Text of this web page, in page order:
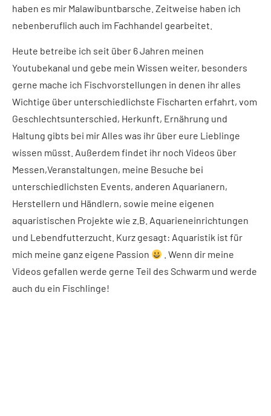
haben es mir Malawibuntbarsche. Zeitweise haben ich
nebenberuflich auch im Fachhandel gearbeitet.
Heute betreibe ich seit über 6 Jahren meinen
Youtubekanal und gebe mein Wissen weiter, besonders
gerne mache ich Fischvorstellungen in denen ihr alles
Wichtige über unterschiedlichste Fischarten erfahrt, vom
Geschlechtsunterschied, Herkunft, Ernährung und
Haltung gibts bei mir Alles was ihr über eure Lieblinge
wissen müsst. Außerdem findet ihr noch Videos über
Messen,Veranstaltungen, meine Besuche bei
unterschiedlichsten Events, anderen Aquarianern,
Herstellern und Händlern, sowie meine eigenen
aquaristischen Projekte wie z.B. Aquarieneinrichtungen
und Lebendfutterzucht. Kurz gesagt: Aquaristik ist für
mich meine ganz eigene Passion
. Wenn dir meine
Videos gefallen werde gerne Teil des Schwarm und werde
auch du ein Fischlinge!